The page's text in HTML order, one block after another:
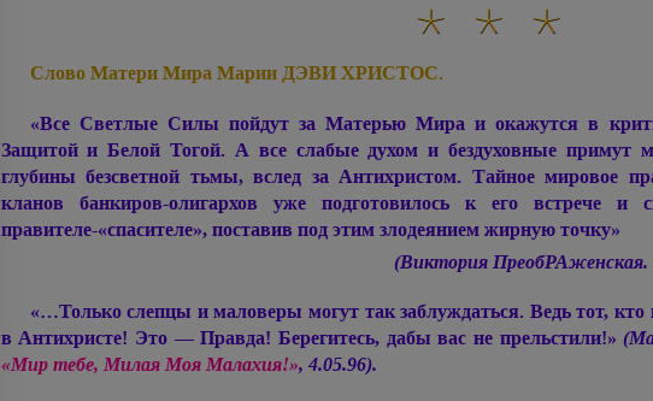
Слово Матери МираМарии ДЭВИ ХРИСТОС.
«Все Светлые Силы пойдут за Матерью Мира и окажутся в
Защитой и Белой Тогой. А все слабые духом и бездуховные примут
глубины безсветной тьмы, вслед за Антихристом. Тайное мировое
кланов банкиров-олигархов уже подготовилось к его встрече
правителе-«спасителе», поставив под этим злодеянием жирную точку»
(Виктория ПреобРАженская.
«…Только слепцы и маловеры могут так заблуждаться. Ведь тот,
в Антихристе! Это — Правда! Берегитесь, дабы вас не прельстили!»
«Мир тебе, Милая Моя Малахия!», 4.05.96).